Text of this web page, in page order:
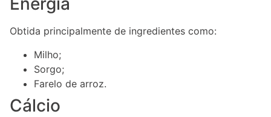
Obtida principalmente de ingredientes como:
Milho;
Sorgo;
Farelo de arroz.
Cálcio